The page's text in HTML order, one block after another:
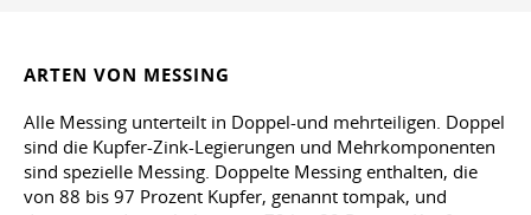
ARTEN VON MESSING
Alle Messing unterteilt in Doppel-und mehrteiligen. Doppel
sind die Kupfer-Zink-Legierungen und Mehrkomponenten
sind spezielle Messing. Doppelte Messing enthalten, die
von 88 bis 97 Prozent Kupfer, genannt tompak, und